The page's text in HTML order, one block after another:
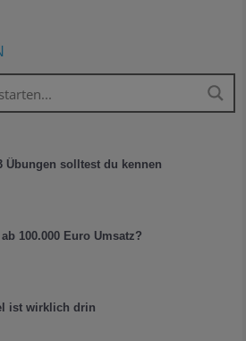
Übungen solltest du kennen
100.000 Euro Umsatz?
ist wirklich drin